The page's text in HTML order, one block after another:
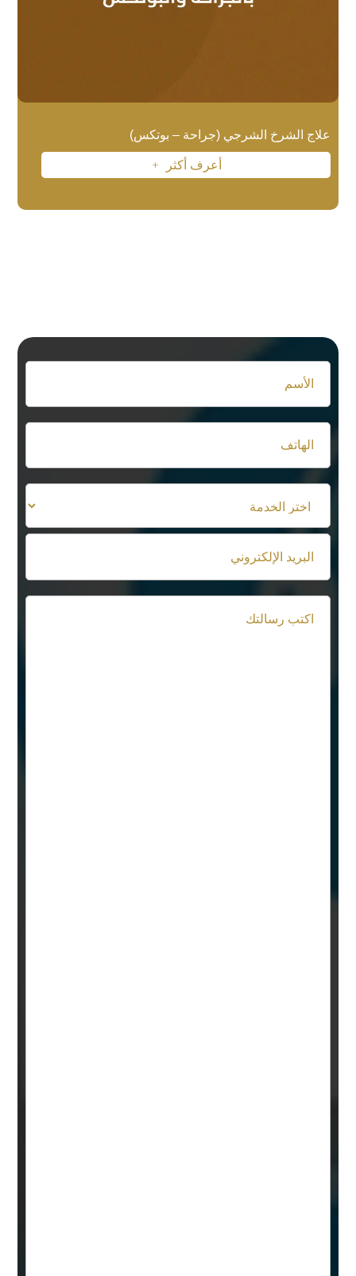
علاج الشرخ الشرجي (جراحة – بوتكس)
أعرف أكثر L